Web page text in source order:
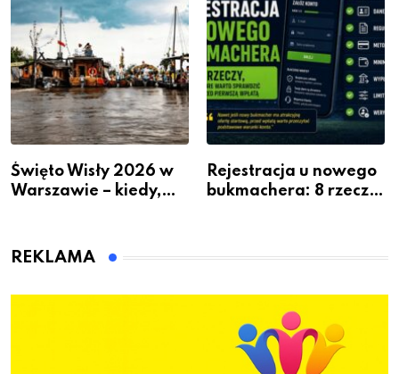
Święto Wisły 2026 w
Warszawie – kiedy,
Rejestracja u nowego
bukmachera: 8 rzeczy,
REKLAMA